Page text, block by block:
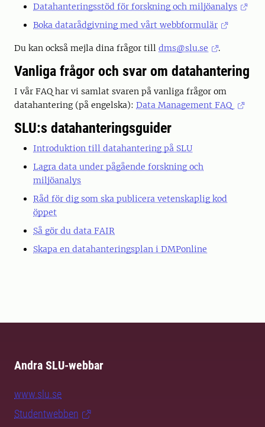
Datahanteringsstöd för forskning och miljöanalys
Boka datarådgivning med vårt webbformulär
Du kan också mejla dina frågor till dms@slu.se .
Vanliga frågor och svar om datahantering
I vår FAQ har vi samlat svaren på vanliga frågor om
datahantering (på engelska): Data Management FAQ
SLU:s datahanteringsguider
Introduktion till datahantering på SLU
Lagra data under pågående forskning och
miljöanalys
Råd för dig som ska publicera vetenskaplig kod
öppet
Så gör du data FAIR
Skapa en datahanteringsplan i DMPonline
Andra SLU-webbar
www.slu.se
Studentwebben